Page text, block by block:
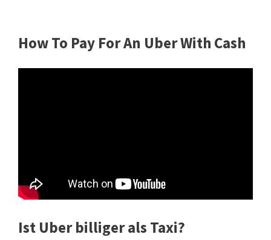
How To Pay For An Uber With Cash
Ist Uber billiger als Taxi?